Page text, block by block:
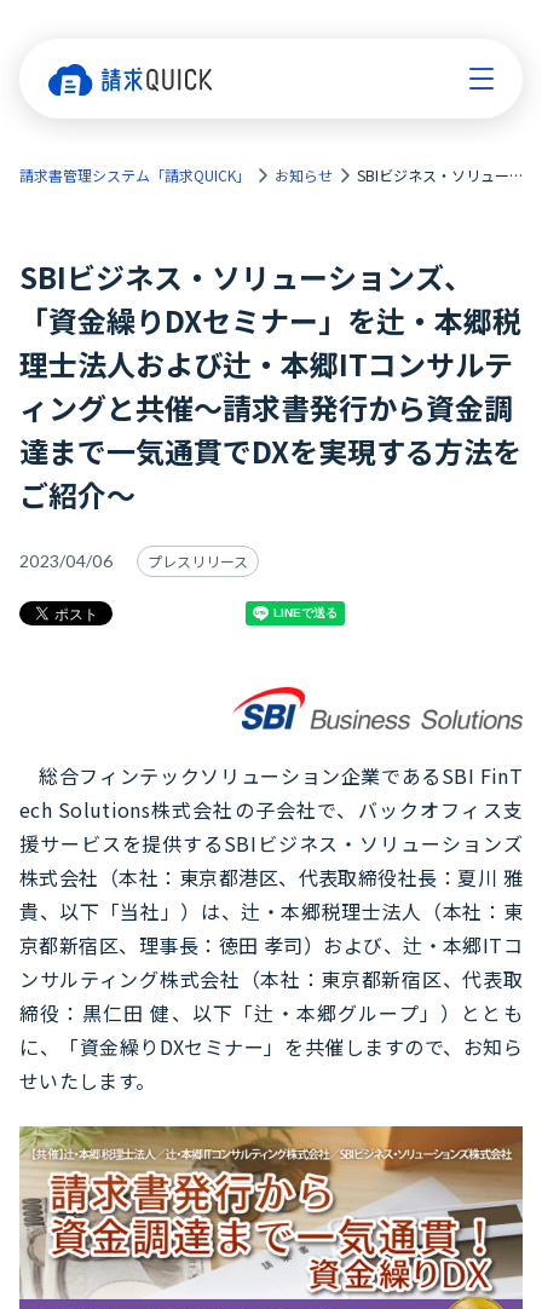
請求書管理システム「請求QUICK」 お知らせ SBIビジネス・ソリューションズ、「資金繰りDXセミナー」を辻・本郷税理士法人および辻・本郷ITコンサルティングと共催～請求書発行から資金調達まで一気通貫でDXを実現する方法をご紹介～
SBIビジネス・ソリューションズ、
「資金繰りDXセミナー」を辻・本郷税
理士法人および辻・本郷ITコンサルテ
ィングと共催～請求書発行から資金調
達まで一気通貫でDXを実現する方法を
ご紹介～
2023/04/06 プレスリリース
総合フィンテックソリューション企業であるSBI FinT
ech Solutions株式会社の子会社で、バックオフィス支
援サービスを提供するSBIビジネス・ソリューションズ
株式会社（本社：東京都港区、代表取締役社長：夏川 雅
貴、以下「当社」）は、辻・本郷税理士法人（本社：東
京都新宿区、理事長：徳田 孝司）および、辻・本郷ITコ
ンサルティング株式会社（本社：東京都新宿区、代表取
締役：黒仁田 健、以下「辻・本郷グループ」）ととも
に、「資金繰りDXセミナー」を共催しますので、お知ら
せいたします。